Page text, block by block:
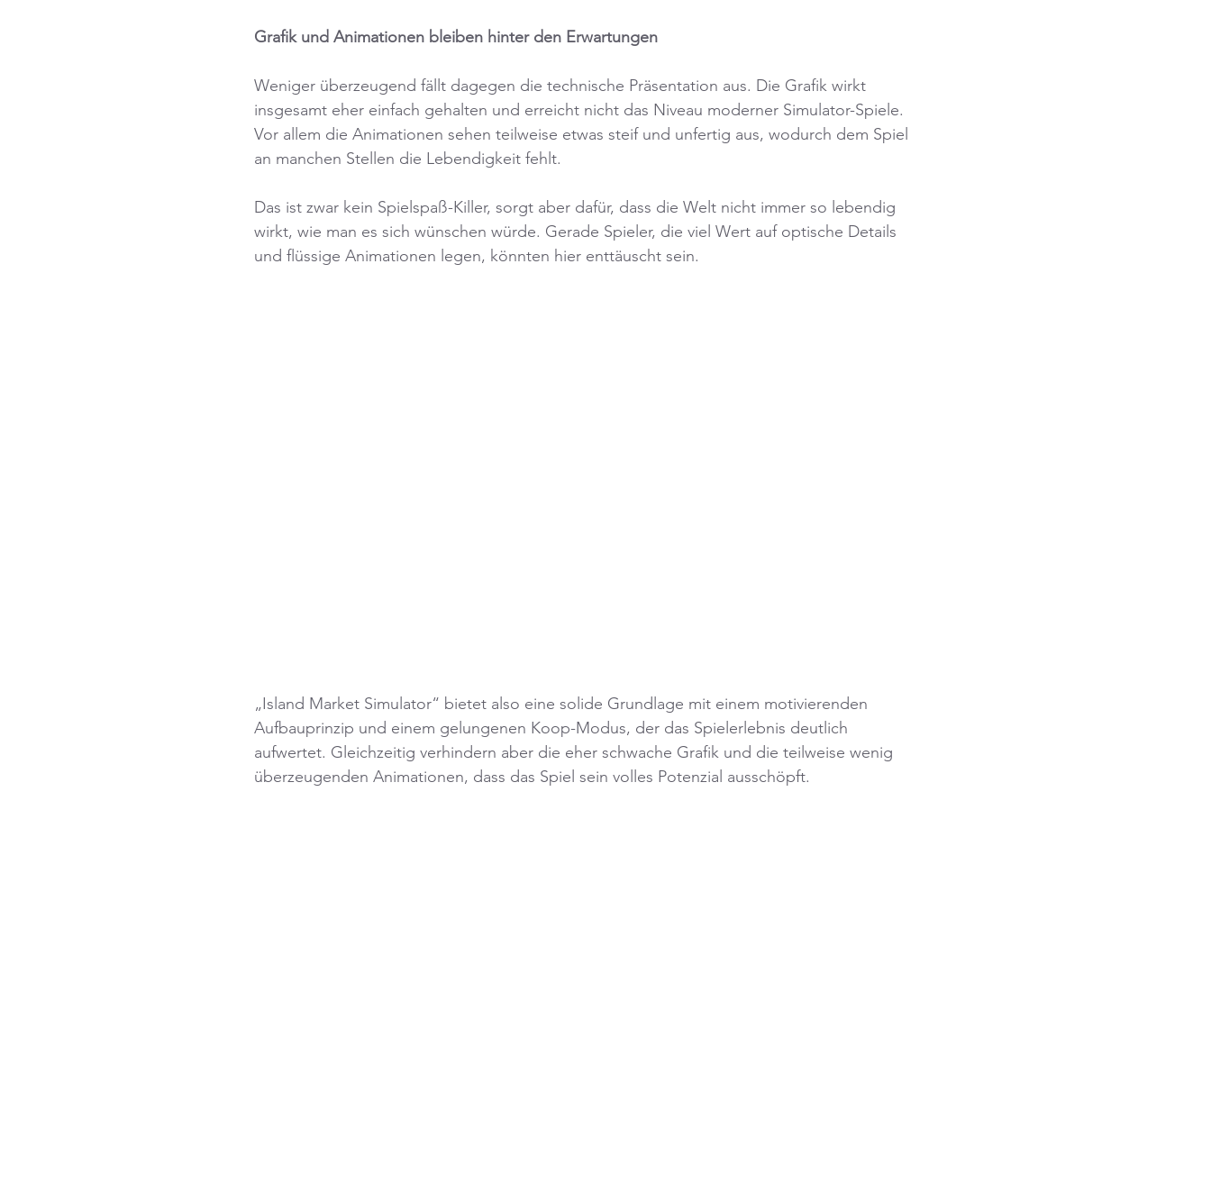
Grafik und Animationen bleiben hinter den Erwartungen
Weniger überzeugend fällt dagegen die technische Präsentation aus. Die Grafik wirkt
insgesamt eher einfach gehalten und erreicht nicht das Niveau moderner Simulator-Spiele.
Vor allem die Animationen sehen teilweise etwas steif und unfertig aus, wodurch dem Spiel
an manchen Stellen die Lebendigkeit fehlt.
Das ist zwar kein Spielspaß-Killer, sorgt aber dafür, dass die Welt nicht immer so lebendig
wirkt, wie man es sich wünschen würde. Gerade Spieler, die viel Wert auf optische Details
und flüssige Animationen legen, könnten hier enttäuscht sein.
„Island Market Simulator“ bietet also eine solide Grundlage mit einem motivierenden
Aufbauprinzip und einem gelungenen Koop-Modus, der das Spielerlebnis deutlich
aufwertet. Gleichzeitig verhindern aber die eher schwache Grafik und die teilweise wenig
überzeugenden Animationen, dass das Spiel sein volles Potenzial ausschöpft.